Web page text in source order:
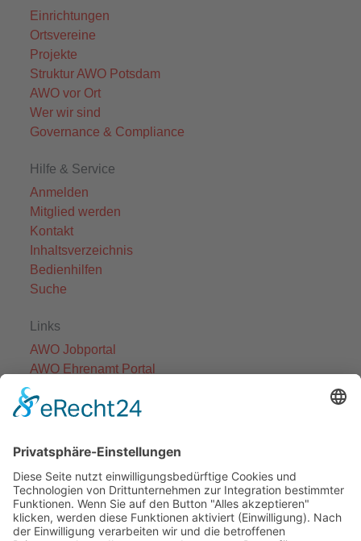
Einrichtungen
Ortsvereine
Projekte
Struktur AWO Potsdam
AWO vor Ort
Wer wir sind
Governance & Compliance
Hilfe & Service
Anmelden
Mitglied werden
Kontakt
Inhaltsverzeichnis
Bedienhilfen
Suche
Links
AWO Jobportal
AWO Ehrenamt Portal
AWO Schulgesundheitsfachkräfte
AWO Bundesverband
AWO Pflegeberatung
AWO Kulturhaus Babelsberg
Arbeit mit Behinderung
AWO Büro Kindermut